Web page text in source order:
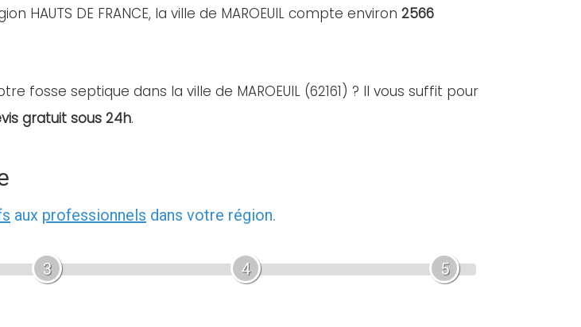
HAUTS DE FRANCE, la ville de MAROEUIL compte environ 2566
fosse septique dans la ville de MAROEUIL (62161) ? Il vous suffit pour
gratuit sous 24h.
aux professionnels dans votre région.
3 4 5